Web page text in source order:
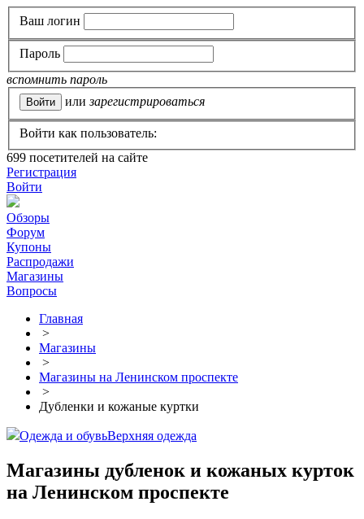
Ваш логин
Пароль
вспомнить пароль
или зарегистрироваться
Войти как пользователь:
699 посетителей на сайте
Регистрация
Войти
Обзоры
Форум
Купоны
Распродажи
Магазины
Вопросы
Главная
>
Магазины
>
Магазины на Ленинском проспекте
>
Дубленки и кожаные куртки
Одежда и обувьВерхняя одежда
Магазины дубленок и кожаных курток
на Ленинском проспекте